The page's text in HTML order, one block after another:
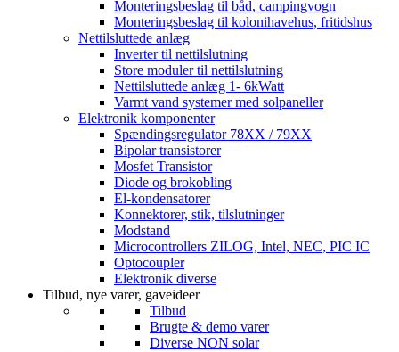
Monteringsbeslag til båd, campingvogn
Monteringsbeslag til kolonihavehus, fritidshus
Nettilsluttede anlæg
Inverter til nettilslutning
Store moduler til nettilslutning
Nettilsluttede anlæg 1- 6kWatt
Varmt vand systemer med solpaneller
Elektronik komponenter
Spændingsregulator 78XX / 79XX
Bipolar transistorer
Mosfet Transistor
Diode og brokobling
El-kondensatorer
Konnektorer, stik, tilslutninger
Modstand
Microcontrollers ZILOG, Intel, NEC, PIC IC
Optocoupler
Elektronik diverse
Tilbud, nye varer, gaveideer
Tilbud
Brugte & demo varer
Diverse NON solar